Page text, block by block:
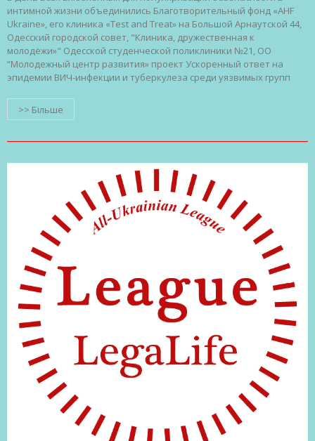
интимной жизни объединились Благотворительный фонд «AHF
Ukraine», его клиника «Test and Treat» на Большой Арнаутской 44,
Одесский городской совет, "Клиника, дружественная к
молодёжи»" Одесской студенческой поликлиники №21, ОО
“Молодежный центр развития» проект Ускоренный ответ на
эпидемии ВИЧ-инфекции и туберкулеза среди уязвимых групп
>> Більше